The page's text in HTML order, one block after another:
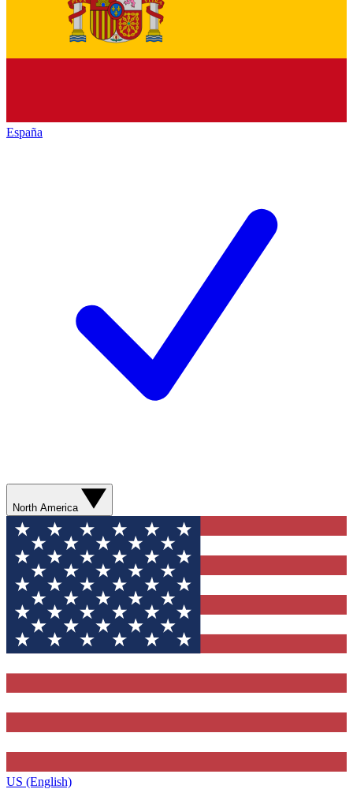
España
North America
US (English)